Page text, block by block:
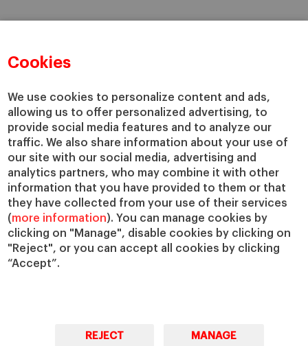
Cookies
We use cookies to personalize content and ads,
allowing us to offer personalized advertising, to
provide social media features and to analyze our
traffic. We also share information about your use of
our site with our social media, advertising and
analytics partners, who may combine it with other
information that you have provided to them or that
they have collected from your use of their services
(more information). You can manage cookies by
clicking on "Manage", disable cookies by clicking on
"Reject", or you can accept all cookies by clicking
“Accept”.
REJECT MANAGE